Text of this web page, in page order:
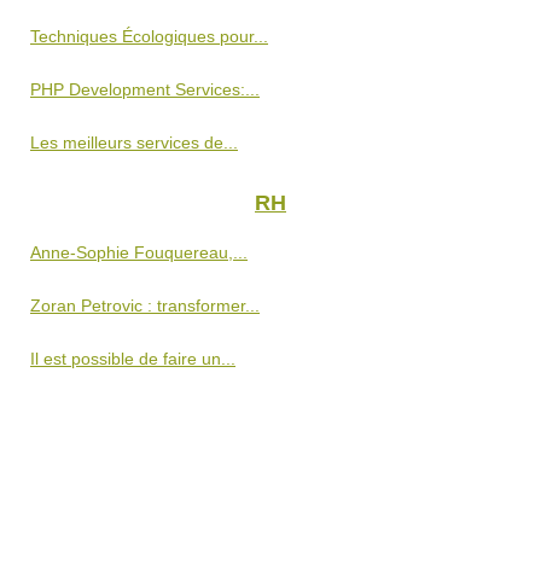
Techniques Écologiques pour...
PHP Development Services:...
Les meilleurs services de...
RH
Anne-Sophie Fouquereau,...
Zoran Petrovic : transformer...
Il est possible de faire un...